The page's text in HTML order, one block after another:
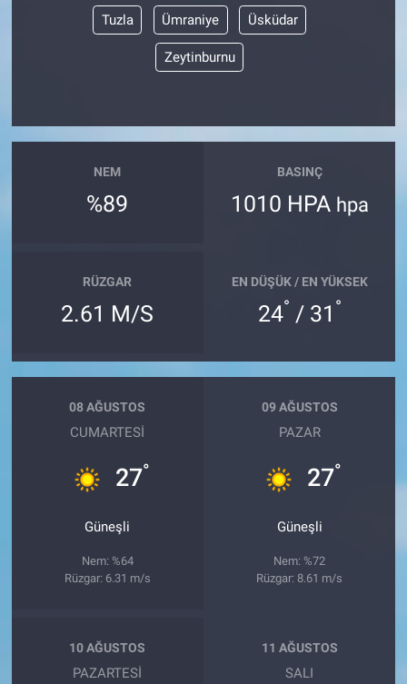
Tuzla Ümraniye Üsküdar
Zeytinburnu
NEM
%89
BASINÇ
1010 HPA hpa
RÜZGAR
2.61 M/S
EN DÜŞÜK / EN YÜKSEK
24° / 31 °
08 AĞUSTOS
CUMARTESI
27°
Güneşli
Nem: %64
Rüzgar: 6.31 m/s
09 AĞUSTOS
PAZAR
27°
Güneşli
Nem: %72
Rüzgar: 8.61 m/s
10 AĞUSTOS
PAZARTESI
11 AĞUSTOS
SALI